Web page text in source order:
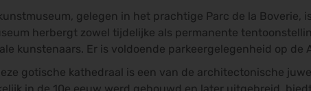
gelegen in het prachtige Parc de la Boverie,
herbergt zowel tijdelijke als permanente
kunstenaars. Er is voldoende parkeergelegenheid op de
gotische kathedraal is een van de architectonische